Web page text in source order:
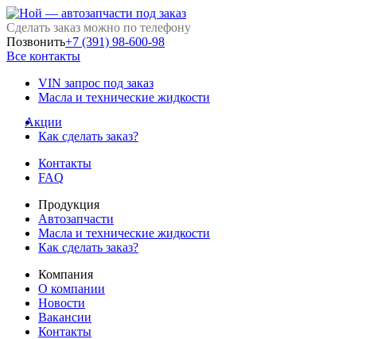
Сделать заказ можно по телефону
Позвонить+7 (391) 98-600-98
Все контакты
VIN запрос под заказ
Масла и технические жидкости
Акции
Как сделать заказ?
Контакты
FAQ
Продукция
Автозапчасти
Масла и технические жидкости
Как сделать заказ?
Компания
О компании
Новости
Вакансии
Контакты